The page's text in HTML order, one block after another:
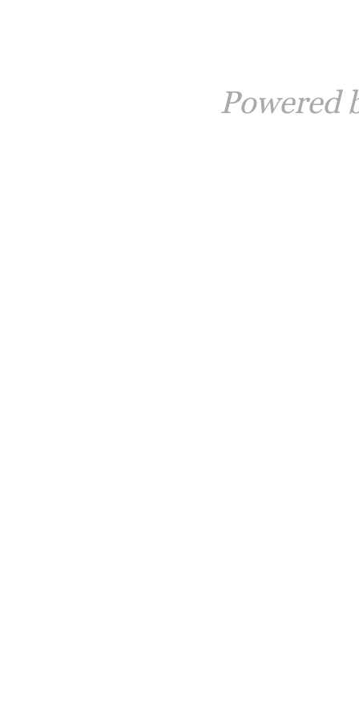
Powered